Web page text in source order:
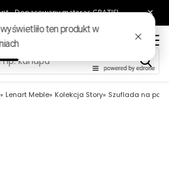
Lenart Meble Kolekcja Story Szuflada na